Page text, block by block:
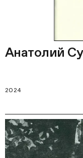
Анатолий
2024